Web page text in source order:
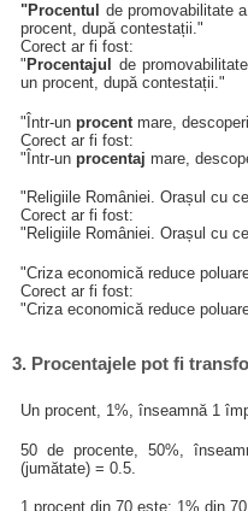
"Procentul
de promovabilitate
procent, după contestații."
Corect ar fi fost:
" Procentajul
de
un procent, după contestații."
"Într-unprocent mare,
Corect ar fi fost:
"Într-unprocentaj mare,
"Religiile României. Orașul cu
Corect ar fi fost:
"Religiile României. Orașul cu
"Criza economică reduce
Corect ar fi fost:
"Criza economică reduce
3. Procentajele pot fi
Un procent, 1%, înseamnă 1
50 de procente, 50%,
(jumătate) = 0.5.
1 procent din 70 este: 1% din